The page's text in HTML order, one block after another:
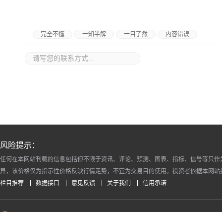
完全不懂 一知半解 一目了然 内容错误
风险提示：
任何在本网站刊载的信息包括但不限于资讯、评论、预测、图表、指标、信号等只
异，该价格仅为指示性价格反映行情走势，不宜为交易目的使用。投资者依据本网
栏目推荐
数据接口 意见反馈 关于我们 信用承诺